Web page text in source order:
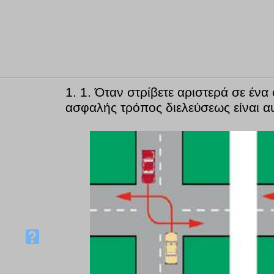
1. 1. Όταν στρίβετε αριστερά σε
ασφαλής τρόπος διελεύσεως είναι